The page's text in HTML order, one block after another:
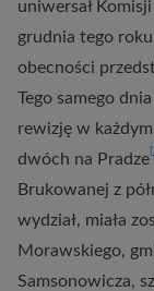
uniwersał
grudnia tego
obecności
Tego samego
rewizję w
dwóch na Pradze
Brukowanej z
wydział, miała
Morawskiego,
Samsonowicza,